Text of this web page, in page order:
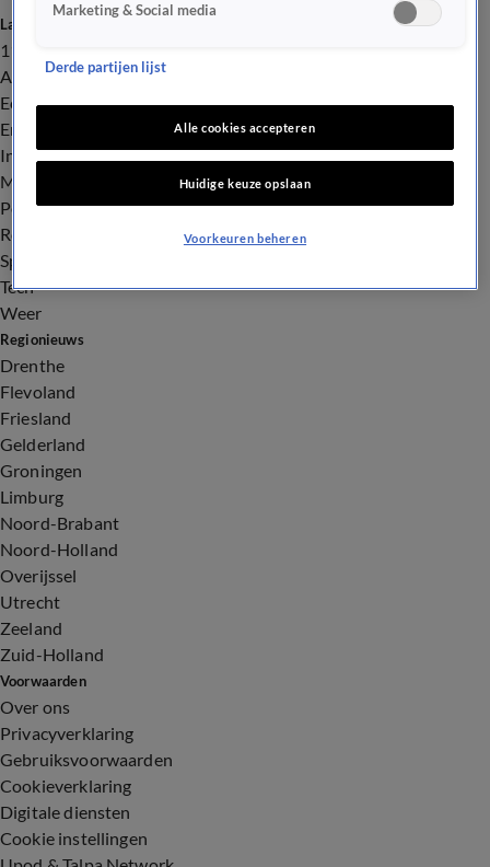
Laatste nieuws
112
Advies & Tips
Economie
Entertainment
Infrastructuur
Milieu en Gezondheid
Politiek
Royalty
Sport
Tech
Weer
Regionieuws
Drenthe
Flevoland
Friesland
Gelderland
Groningen
Limburg
Noord-Brabant
Noord-Holland
Overijssel
Utrecht
Zeeland
Zuid-Holland
Voorwaarden
Over ons
Privacyverklaring
Gebruiksvoorwaarden
Cookieverklaring
Digitale diensten
Cookie instellingen
Marketing & Social media
Derde partijen lijst
Alle cookies accepteren
Huidige keuze opslaan
Voorkeuren beheren